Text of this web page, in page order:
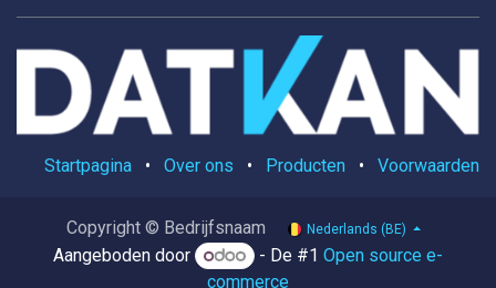
Startpagina • Over ons • Producten • Voorwaarden
Copyright © Bedrijfsnaam Nederlands (BE)
Aangeboden door - De #1Open source e-
commerce